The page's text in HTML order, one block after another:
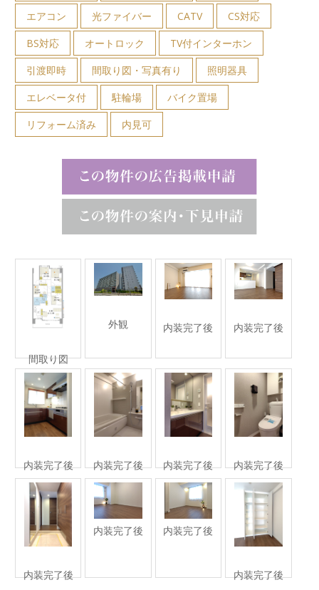
エアコン
光ファイバー CATV
CS対応
BS対応
オートロック
TV付インターホン
引渡即時
間取り図・写真有り
照明器具
エレベータ付
駐輪場
バイク置場
リフォーム済み
内見可
間取り図
外観 内装完了後 内装完了後
内装完了後 内装完了後 内装完了後 内装完了後
内装完了後
内装完了後 内装完了後
内装完了後